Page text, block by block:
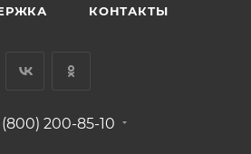
КОНТАКТЫ
200-85-10